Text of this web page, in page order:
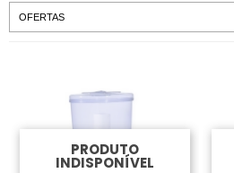
PRODUTO
INDISPONÍVEL